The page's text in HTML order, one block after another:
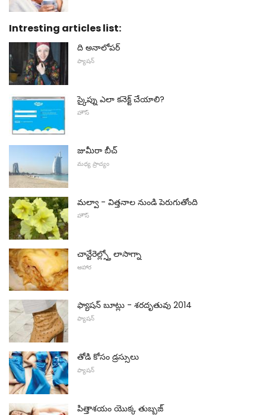
Intresting articles list:
ది అనాలోపర్
ఫ్యాషన్
స్కైప్ను ఎలా కనెక్ట్ చేయాలి?
హౌస్
జుమీరా బీచ్
మధ్య ప్రాచ్యం
మల్వా - విత్తనాల నుండి పెరుగుతోంది
హౌస్
చాన్టేరెల్ల్స్తో లాసాగ్నా
ఆహార
ఫ్యాషన్ బూట్లు - శరదృతువు 2014
ఫ్యాషన్
తోడి కోసం డ్రస్సులు
ఫ్యాషన్
పిత్తాశయం యొక్క తుబ్బజ్